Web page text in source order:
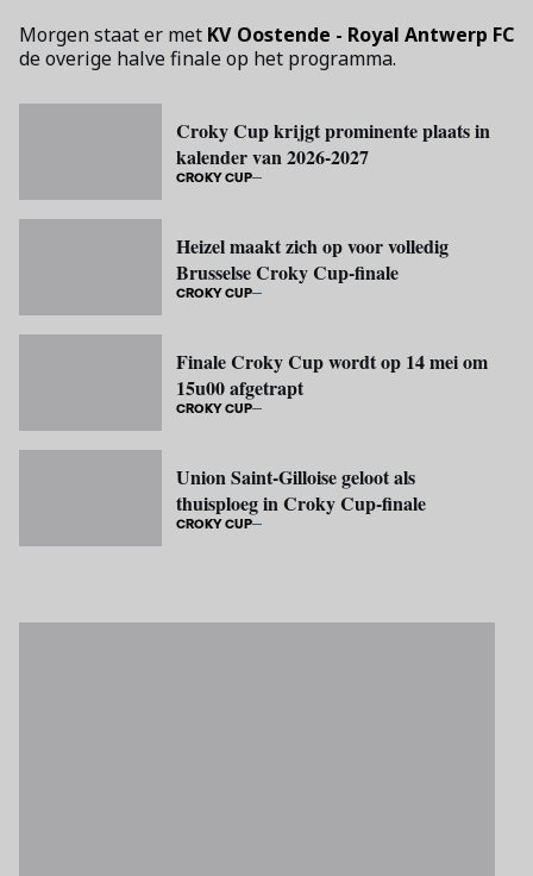
Morgen staat er met KV Oostende - Royal Antwerp FC
de overige halve finale op het programma.
Croky Cup krijgt prominente plaats in
kalender van 2026-2027
CROKY CUP
Heizel maakt zich op voor volledig
Brusselse Croky Cup-finale
CROKY CUP
Finale Croky Cup wordt op 14 mei om
15u00 afgetrapt
CROKY CUP
Union Saint-Gilloise geloot als
thuisploeg in Croky Cup-finale
CROKY CUP